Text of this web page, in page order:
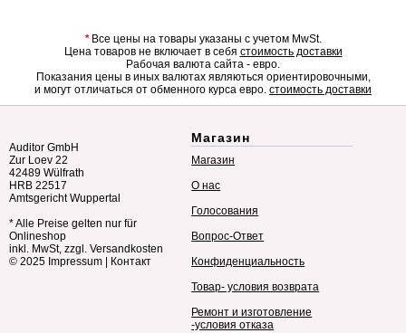
*Все цены на товары указаны с учетом MwSt.
Цена товаров не включает в себя стоимость доставки
Рабочая валюта сайта - евро.
Показания цены в иных валютах являються ориентировочными,
и могут отличаться от обменного курса евро. стоимость доставки
Auditor GmbH
Zur Loev 22
42489 Wülfrath
HRB 22517
Amtsgericht Wuppertal
* Alle Preise gelten nur für
Onlineshop
inkl. MwSt, zzgl. Versandkosten
© 2025 Impressum Контакт
Магазин
Магазин
О нас
Голосования
Вопрос-Ответ
Конфиденциальность
Товар- условия возврата
Ремонт и изготовление
-условия отказа